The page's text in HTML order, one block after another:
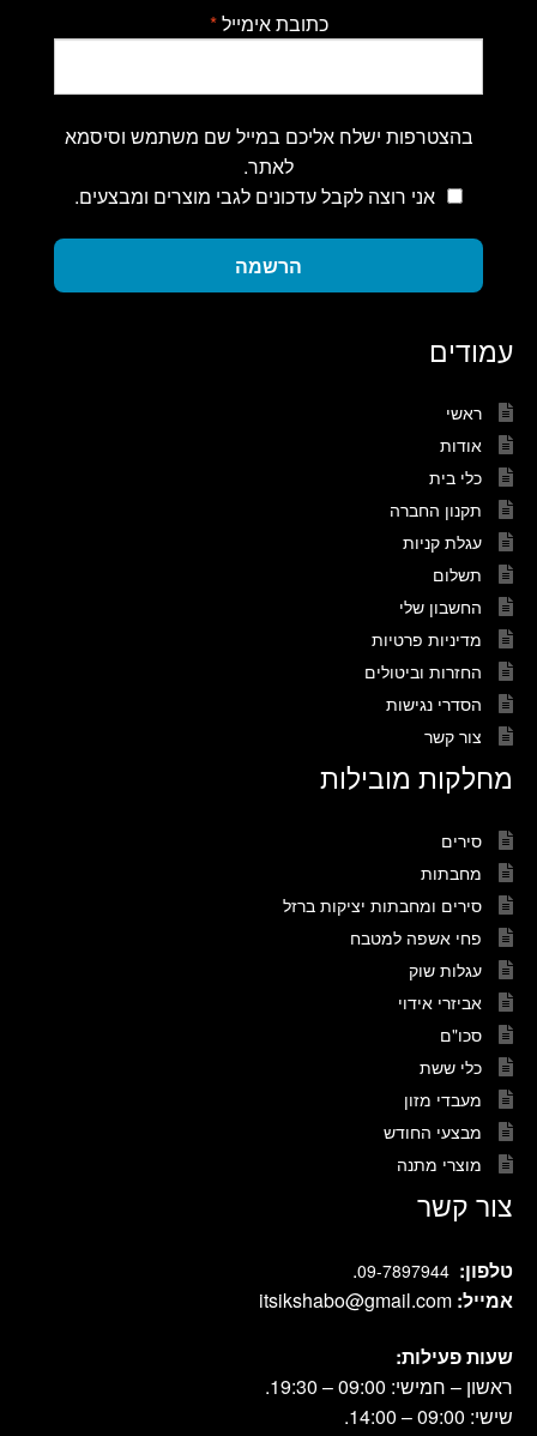
כתובת אימייל*
בהצטרפות ישלח אליכם במייל שם משתמש וסיסמא
לאתר.
אני רוצה לקבל עדכונים לגבי מוצרים ומבצעים.
הרשמה
עמודים
ראשי
אודות
כלי בית
תקנון החברה
עגלת קניות
תשלום
החשבון שלי
מדיניות פרטיות
החזרות וביטולים
הסדרי נגישות
צור קשר
מחלקות מובילות
סירים
מחבתות
סירים ומחבתות יציקות ברזל
פחי אשפה למטבח
עגלות שוק
אביזרי אידוי
סכו"ם
כלי ששת
מעבדי מזון
מבצעי החודש
מוצרי מתנה
צור קשר
טלפון: 09-7897944
.
אמייל: itsikshabo@gmail.com
שעות פעילות:
ראשון – חמישי: 09:00 – 19:30.
שישי: 09:00 – 14:00.